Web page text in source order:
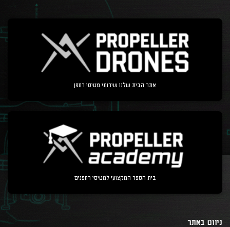
אתר הבית שלנו שירותי מטיסי רחפן
בית הספר המקצועי למטיסי רחפנים
ניווט באתר